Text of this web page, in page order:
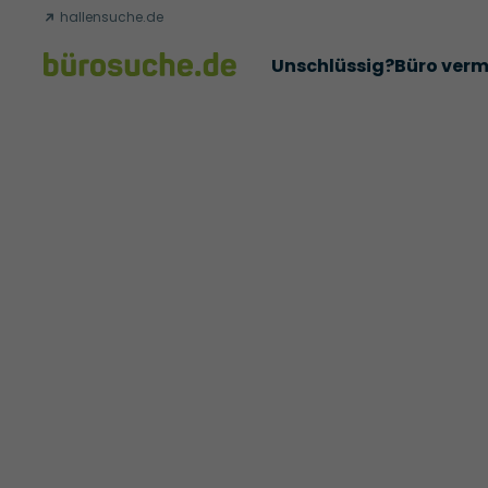
hallensuche.de
Unschlüssig?Büro